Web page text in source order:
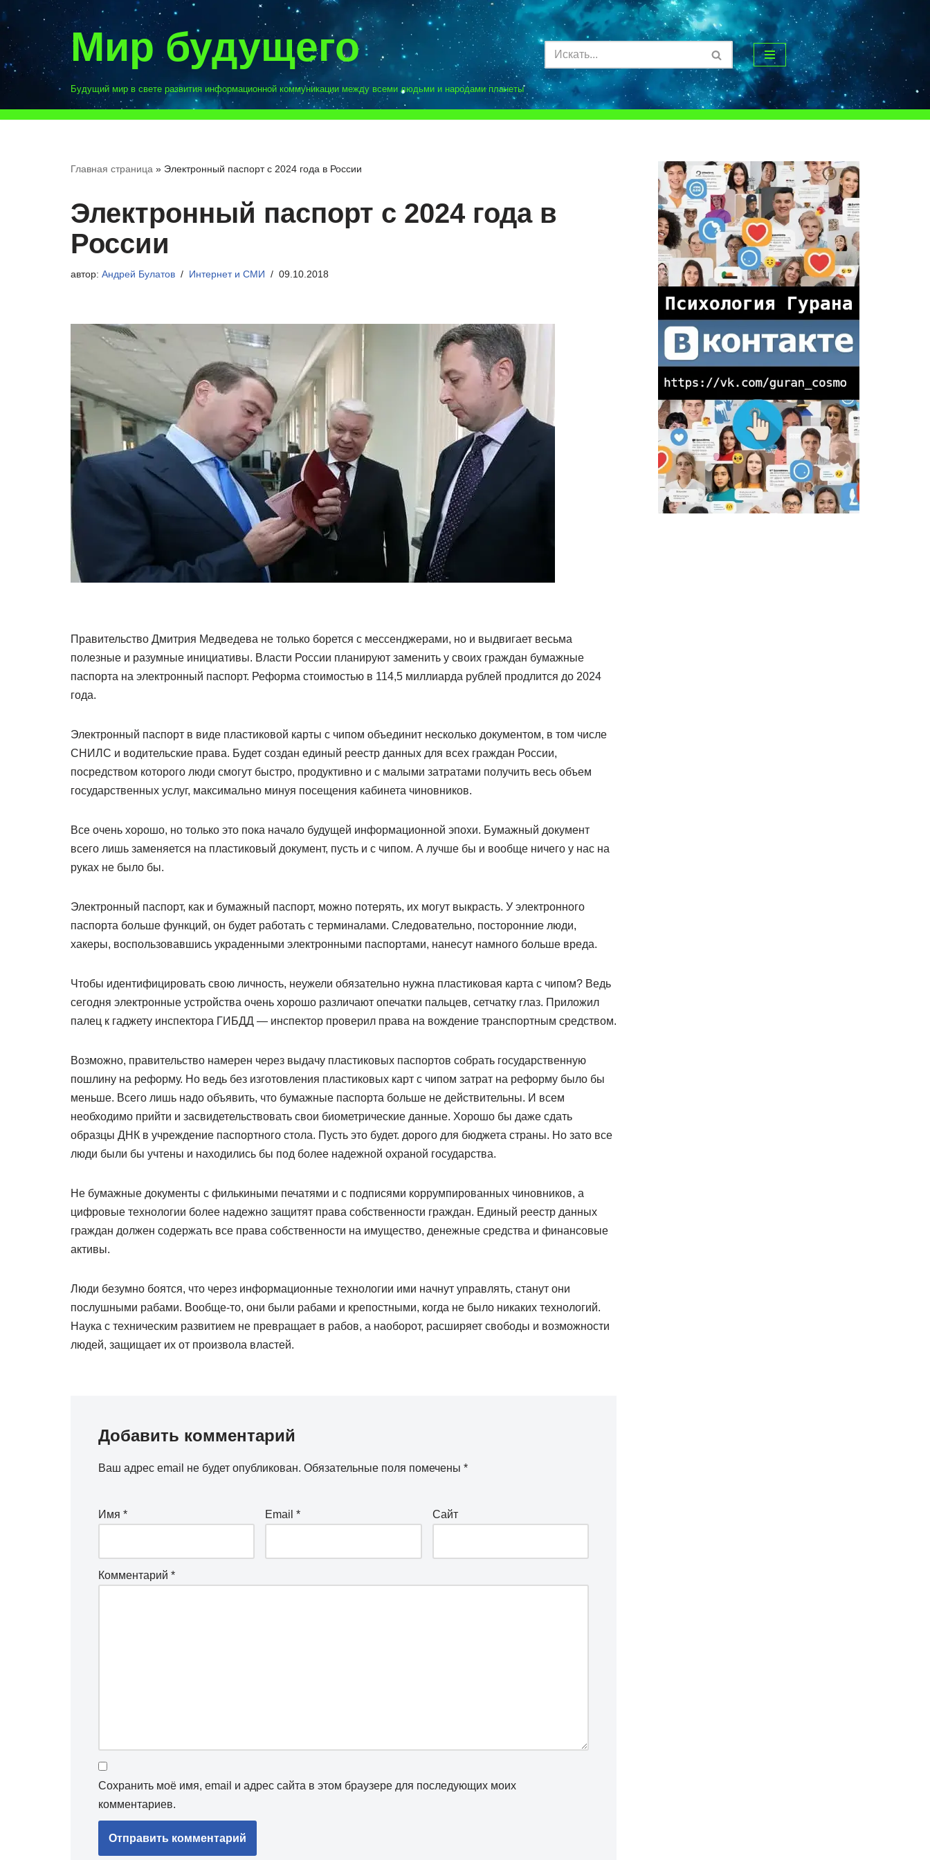
Перейти
к
содержимому
Мир будущего
Будущий мир в свете развития информационной коммуникации между всеми людьми и народами планеты
Главная страница » Электронный паспорт с 2024 года в России
Электронный паспорт с 2024 года в
России
автор: Андрей Булатов Интернет и СМИ 09.10.2018
Правительство Дмитрия Медведева не только борется с мессенджерами, но и выдвигает весьма
полезные и разумные инициативы. Власти России планируют заменить у своих граждан бумажные
паспорта на электронный паспорт. Реформа стоимостью в 114,5 миллиарда рублей продлится до 2024
года.
Электронный паспорт в виде пластиковой карты с чипом объединит несколько документом, в том числе
СНИЛС и водительские права. Будет создан единый реестр данных для всех граждан России,
посредством которого люди смогут быстро, продуктивно и с малыми затратами получить весь объем
государственных услуг, максимально минуя посещения кабинета чиновников.
Все очень хорошо, но только это пока начало будущей информационной эпохи. Бумажный документ
всего лишь заменяется на пластиковый документ, пусть и с чипом. А лучше бы и вообще ничего у нас на
руках не было бы.
Электронный паспорт, как и бумажный паспорт, можно потерять, их могут выкрасть. У электронного
паспорта больше функций, он будет работать с терминалами. Следовательно, посторонние люди,
хакеры, воспользовавшись украденными электронными паспортами, нанесут намного больше вреда.
Чтобы идентифицировать свою личность, неужели обязательно нужна пластиковая карта с чипом? Ведь
сегодня электронные устройства очень хорошо различают опечатки пальцев, сетчатку глаз. Приложил
палец к гаджету инспектора ГИБДД — инспектор проверил права на вождение транспортным средством.
Возможно, правительство намерен через выдачу пластиковых паспортов собрать государственную
пошлину на реформу. Но ведь без изготовления пластиковых карт с чипом затрат на реформу было бы
меньше. Всего лишь надо объявить, что бумажные паспорта больше не действительны. И всем
необходимо прийти и засвидетельствовать свои биометрические данные. Хорошо бы даже сдать
образцы ДНК в учреждение паспортного стола. Пусть это будет. дорого для бюджета страны. Но зато все
люди были бы учтены и находились бы под более надежной охраной государства.
Не бумажные документы с филькиными печатями и с подписями коррумпированных чиновников, а
цифровые технологии более надежно защитят права собственности граждан. Единый реестр данных
граждан должен содержать все права собственности на имущество, денежные средства и финансовые
активы.
Люди безумно боятся, что через информационные технологии ими начнут управлять, станут они
послушными рабами. Вообще-то, они были рабами и крепостными, когда не было никаких технологий.
Наука с техническим развитием не превращает в рабов, а наоборот, расширяет свободы и возможности
людей, защищает их от произвола властей.
Добавить комментарий
Ваш адрес email не будет опубликован. Обязательные поля помечены *
Имя * Email* Сайт
Комментарий *
Сохранить моё имя, email и адрес сайта в этом браузере для последующих моих
комментариев.